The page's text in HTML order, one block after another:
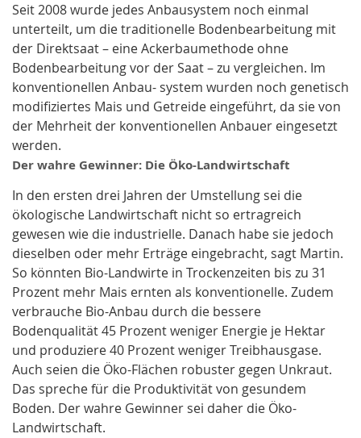
Seit 2008 wurde jedes Anbausystem noch einmal
unterteilt, um die traditionelle Bodenbearbeitung mit
der Direktsaat – eine Ackerbaumethode ohne
Bodenbearbeitung vor der Saat – zu vergleichen. Im
konventionellen Anbau- system wurden noch genetisch
modifiziertes Mais und Getreide eingeführt, da sie von
der Mehrheit der konventionellen Anbauer eingesetzt
werden.
Der wahre Gewinner: Die Öko-Landwirtschaft
In den ersten drei Jahren der Umstellung sei die
ökologische Landwirtschaft nicht so ertragreich
gewesen wie die industrielle. Danach habe sie jedoch
dieselben oder mehr Erträge eingebracht, sagt Martin.
So könnten Bio-Landwirte in Trockenzeiten bis zu 31
Prozent mehr Mais ernten als konventionelle. Zudem
verbrauche Bio-Anbau durch die bessere
Bodenqualität 45 Prozent weniger Energie je Hektar
und produziere 40 Prozent weniger Treibhausgase.
Auch seien die Öko-Flächen robuster gegen Unkraut.
Das spreche für die Produktivität von gesundem
Boden. Der wahre Gewinner sei daher die Öko-
Landwirtschaft.